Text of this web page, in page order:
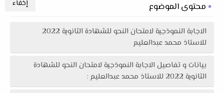
محتوى الموضوع
الاجابة النموذجية لامتحان النحو للشهادة الثانوية 2022
للاستاذ محمد عبدالعليم
بيانات و تفاصيل الاجابة النموذجية لامتحان النحو للشهادة
الثانوية 2022 للاستاذ محمد عبدالعليم :